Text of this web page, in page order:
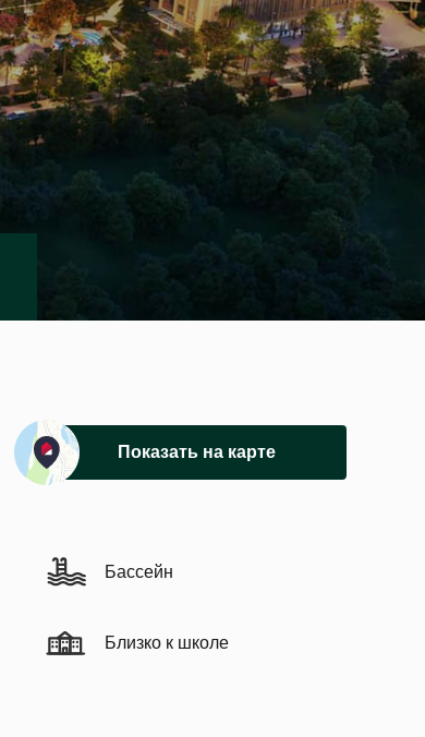
Показать на карте
Бассейн
Близко к школе